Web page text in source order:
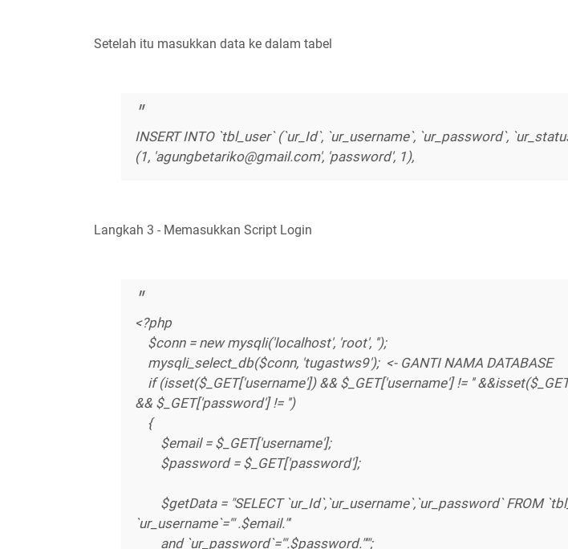
Setelah itu masukkan data ke dalam tabel
INSERT INTO `tbl_user` (`ur_Id`, `ur_username`, `ur_password`,
(1, 'agungbetariko@gmail.com', 'password', 1),
Langkah 3 - Memasukkan Script Login
<?php
$conn = new mysqli('localhost', 'root', '');
mysqli_select_db($conn, 'tugastws9'); <- GANTI NAMA DATABASE
if (isset($_GET['username']) && $_GET['username'] != ''
&& $_GET['password'] != '')
{
$email = $_GET['username'];
$password = $_GET['password'];
$getData = "SELECT `ur_Id`,`ur_username`,`ur_password` FROM
`ur_username`='" .$email."'
and `ur_password`='".$password."'";